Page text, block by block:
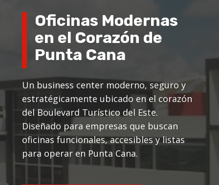
Oficinas Modernas
en el Corazón de
Punta Cana
Un business center moderno, seguro y
estratégicamente ubicado en el corazón
del Boulevard Turístico del Este.
Diseñado para empresas que buscan
oficinas funcionales, accesibles y listas
para operar en Punta Cana.